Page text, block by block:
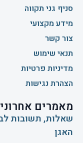
סניף גני תקווה
מידע מקצועי
צור קשר
תנאי שימוש
מדיניות פרטיות
הצהרת נגישות
מאמרים
שאלות, תשובות
האגן